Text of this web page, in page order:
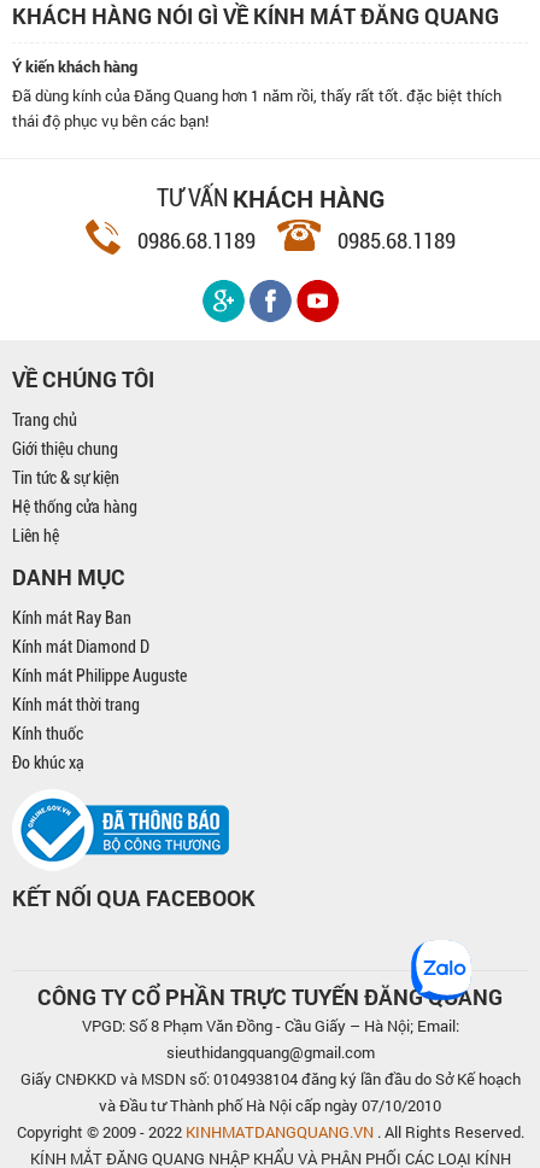
KHÁCH HÀNG NÓI GÌ VỀ KÍNH MÁT ĐĂNG QUANG
Ý kiến khách hàng
Đã dùng kính của Đăng Quang hơn 1 năm rồi, thấy rất tốt. đặc biệt thích
thái độ phục vụ bên các bạn!
TƯ VẤN KHÁCH HÀNG
0986.68.1189 0985.68.1189
VỀ CHÚNG TÔI
Trang chủ
Giới thiệu chung
Tin tức & sự kiện
Hệ thống cửa hàng
Liên hệ
DANH MỤC
Kính mát Ray Ban
Kính mát Diamond D
Kính mát Philippe Auguste
Kính mát thời trang
Kính thuốc
Đo khúc xạ
KẾT NỐI QUA FACEBOOK
CÔNG TY CỔ PHẦN TRỰC TUYẾN ĐĂNG QUANG
VPGD: Số 8 Phạm Văn Đồng - Cầu Giấy – Hà Nội; Email:
sieuthidangquang@gmail.com
Giấy CNĐKKD và MSDN số: 0104938104 đăng ký lần đầu do Sở Kế hoạch
và Đầu tư Thành phố Hà Nội cấp ngày 07/10/2010
Copyright © 2009 - 2022 KINHMATDANGQUANG.VN. All Rights Reserved.
KÍNH MẮT ĐĂNG QUANG NHẬP KHẨU VÀ PHÂN PHỐI CÁC LOẠI KÍNH